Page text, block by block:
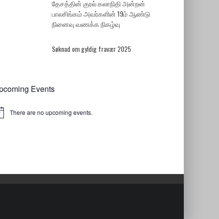
தேசத்தின் குரல் கலாநிதி அன்றன்
பாலசிங்கம் அவர்களின் 19ம் ஆண்டு
நினைவு வணக்க நிகழ்வு
Søknad om gyldig fravær 2025
Events
There are no upcoming events.